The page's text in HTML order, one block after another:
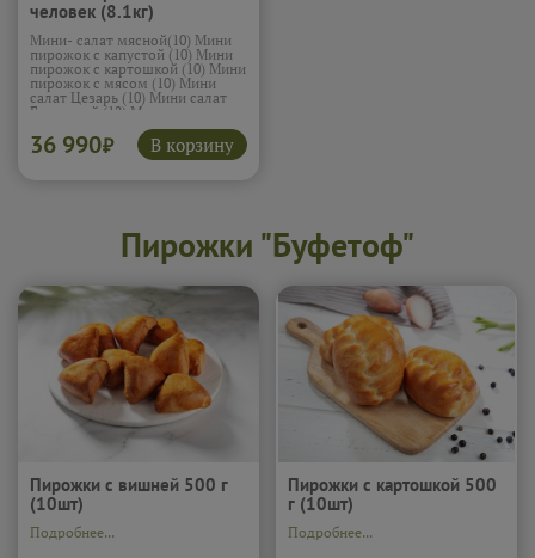
человек (8.1кг)
Мини- салат мясной(10) Мини
пирожок с капустой (10) Мини
пирожок с картошкой (10) Мини
пирожок с мясом (10) Мини
салат Цезарь (10) Мини салат
Греческий (12) Мини салат
Фаворит (15) Мини сэндвич с
ветчиной и сыром (12)
Овощные палочки (10) Печеные
креветка с соусом терияки (15)
Мини сэндвич с курицей и
Подробнее...
36 990₽ В корзину
Пирожки "Буфетоф"
Пирожки с вишней 500 г
(10шт)
Подробнее...
Пирожки с картошкой 500
г (10шт)
Подробнее...